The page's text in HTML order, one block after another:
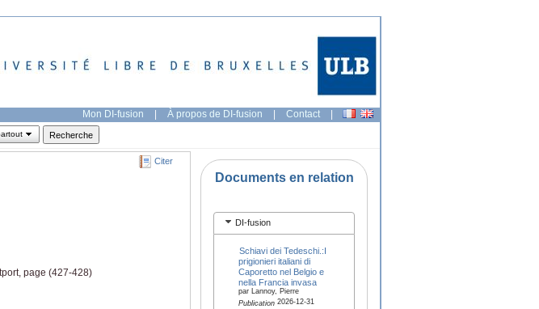
Mon DI-fusion | À propos de DI-fusion | Contact |
Citer
page (427-428)
Documents en relation
DI-fusion
Schiavi dei Tedeschi.:I
prigionieri italiani di
Caporetto nel Belgio e
nella Francia invasa
par Lannoy, Pierre
Publication2026-12-31